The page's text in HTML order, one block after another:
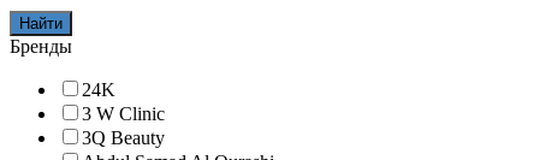
Найти
Бренды
24K
3 W Clinic
3Q Beauty